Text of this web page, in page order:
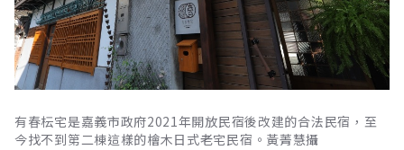
有春枟宅是嘉義市政府2021年開放民宿後改建的合法民宿，至
今找不到第二棟這樣的檜木日式老宅民宿。黃菁慧攝